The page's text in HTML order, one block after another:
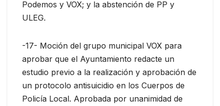
Podemos y VOX; y la abstención de PP y
ULEG.
-17- Moción del grupo municipal VOX para
aprobar que el Ayuntamiento redacte un
estudio previo a la realización y aprobación de
un protocolo antisuicidio en los Cuerpos de
Policía Local. Aprobada por unanimidad de